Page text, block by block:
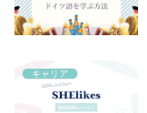
キャリア